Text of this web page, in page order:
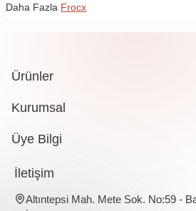
Daha Fazla Frocx
Ürünler
Kurumsal
Üye Bilgi
İletişim
Altıntepsi Mah. Mete Sok. No:59 -